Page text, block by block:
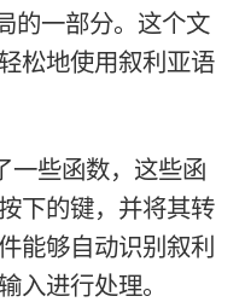
的一部分。这个文
松地使用叙利亚语
一些函数，这些函
下的键，并将其转
能够自动识别叙利
入进行处理。